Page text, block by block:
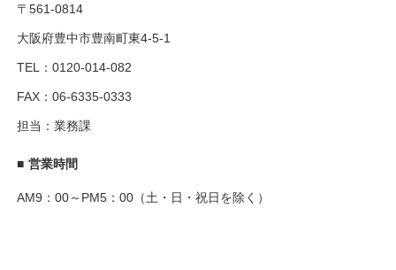
〒561-0814
大阪府豊中市豊南町東4-5-1
TEL：0120-014-082
FAX：06-6335-0333
担当：業務課
■ 営業時間
AM9：00～PM5：00（土・日・祝日を除く）